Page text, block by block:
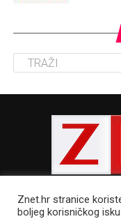
Znet.hr stranice
boljeg korisničkog